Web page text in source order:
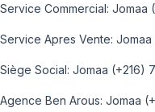
Service Commercial: Jomaa
Service Apres Vente: Jomaa
Siège Social: Jomaa (+216)
Agence Ben Arous: Jomaa